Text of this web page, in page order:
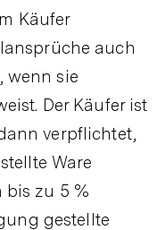
Käufer
auch
wenn sie
Der Käufer ist
verpflichtet,
Ware
zu 5 %
gestellte